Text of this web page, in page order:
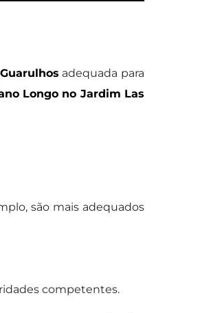
adequada para
Longo no Jardim Las
são mais adequados
competentes.